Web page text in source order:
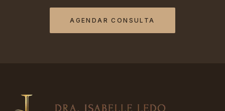
AGENDAR CONSULTA